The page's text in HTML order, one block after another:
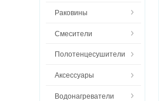
Раковины
Смесители
Полотенцесушители
Аксессуары
Водонагреватели